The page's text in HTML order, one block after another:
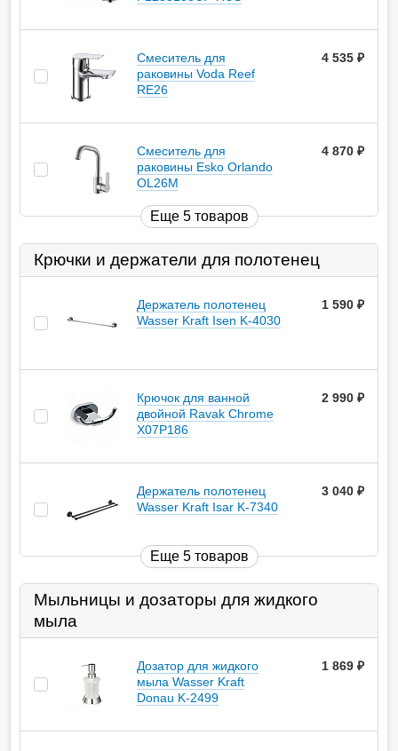
Смеситель для
раковины Voda Reef
RE26
4 535
Смеситель для
раковины Esko Orlando
OL26M
4 870
Еще 5 товаров
Крючки и держатели для полотенец
Держатель полотенец
Wasser Kraft Isen K-4030
1 590
Крючок для ванной
двойной Ravak Chrome
X07P186
2 990
Держатель полотенец
Wasser Kraft Isar K-7340
3 040
Еще 5 товаров
Мыльницы и дозаторы для жидкого
мыла
Дозатор для жидкого
мыла Wasser Kraft
Donau K-2499
1 869